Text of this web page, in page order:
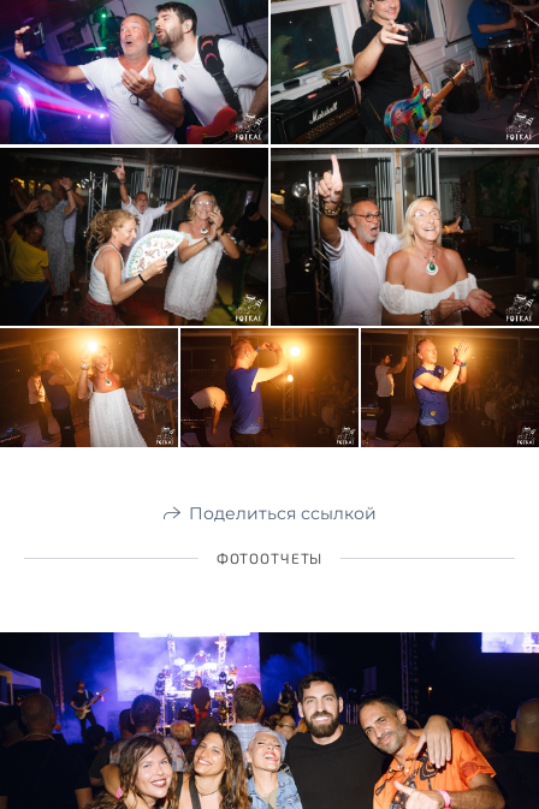
Поделиться ссылкой
ФОТООТЧЕТЫ